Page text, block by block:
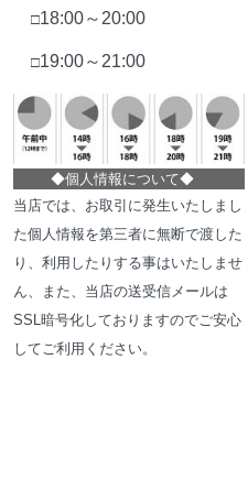
□18:00～20:00
□19:00～21:00
◆個人情報について◆
当店では、お取引に発生いたしまし
た個人情報を第三者に無断で渡した
り、利用したりする事はいたしませ
ん、また、当店の送受信メールは
SSL暗号化しておりますのでご安心
してご利用ください。